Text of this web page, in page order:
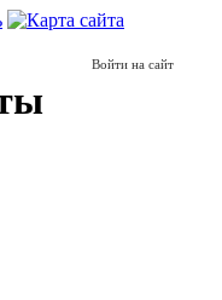
Войти на сайт